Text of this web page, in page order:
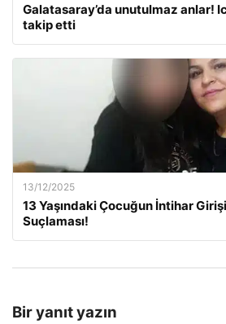
Galatasaray’da unutulmaz anlar!
takip etti
13/12/2025
13 Yaşındaki Çocuğun İntihar
Suçlaması!
Bir yanıt yazın